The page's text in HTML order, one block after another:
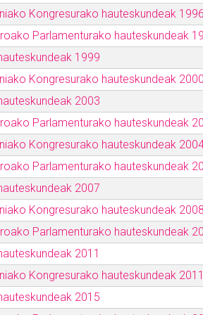
Kongresurako hauteskundeak 1996
Parlamenturako hauteskundeak
1999
Kongresurako hauteskundeak 2000
2003
Parlamenturako hauteskundeak
Kongresurako hauteskundeak
Parlamenturako hauteskundeak
2007
Kongresurako hauteskundeak 2008
Parlamenturako hauteskundeak
2011
Kongresurako hauteskundeak 2011
2015